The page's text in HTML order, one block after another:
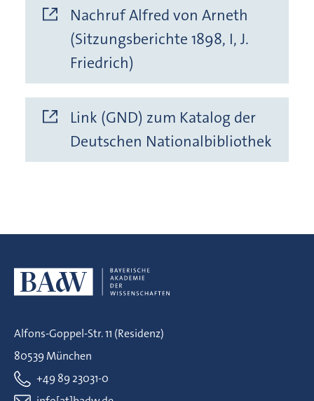
Nachruf Alfred von Arneth
(Sitzungsberichte 1898, I, J.
Friedrich)
Link (GND) zum Katalog der
Deutschen Nationalbibliothek
Alfons-Goppel-Str. 11 (Residenz)
80539 München
+49 89 23031-0